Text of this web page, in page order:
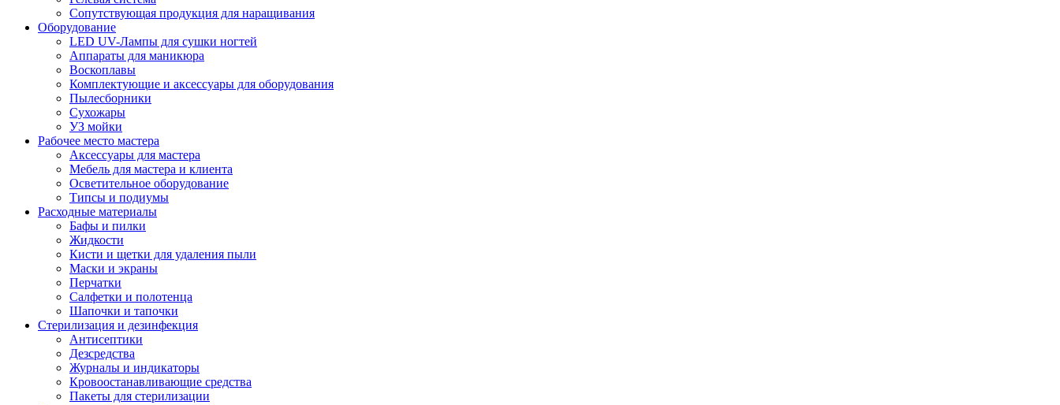
Сопутствующая продукция для наращивания
Оборудование
LED UV-Лампы для сушки ногтей
Аппараты для маникюра
Воскоплавы
Комплектующие и аксессуары для оборудования
Пылесборники
Сухожары
УЗ мойки
Рабочее место мастера
Аксессуары для мастера
Мебель для мастера и клиента
Осветительное оборудование
Типсы и подиумы
Расходные материалы
Бафы и пилки
Жидкости
Кисти и щетки для удаления пыли
Маски и экраны
Перчатки
Салфетки и полотенца
Шапочки и тапочки
Стерилизация и дезинфекция
Антисептики
Дезсредства
Журналы и индикаторы
Кровоостанавливающие средства
Пакеты для стерилизации